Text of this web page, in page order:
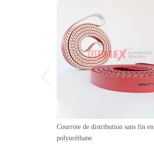
Courroie de distribution sans fin en
polyuréthane